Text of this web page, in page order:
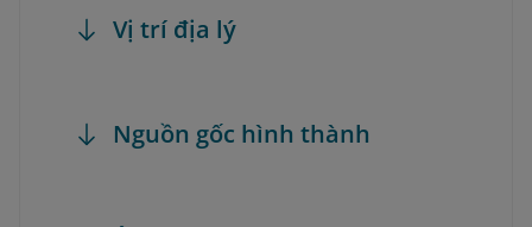
Vị trí địa lý
Nguồn gốc hình thành